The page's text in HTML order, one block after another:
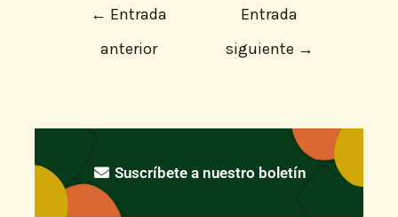
← Entrada
anterior
Entrada
siguiente →
Suscríbete a nuestro boletín